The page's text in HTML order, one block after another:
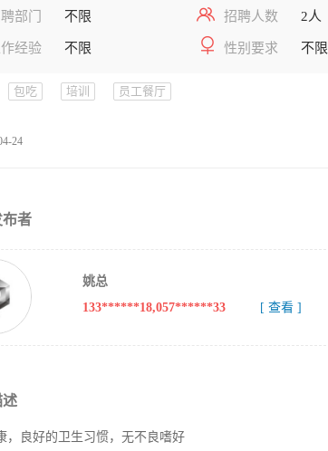
部门 不限 招聘人数 2人
经验 不限 性别要求 不限
包吃 培训 员工餐厅
24
者
姚总
133******18,057******33
[ 查看 ]
述
，良好的卫生习惯，无不良嗜好